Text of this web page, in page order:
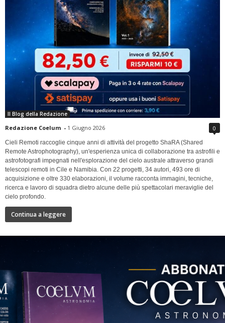
Il Blog della Redazione
Redazione Coelum - 1 Giugno 2026 0
Cieli Remoti raccoglie cinque anni di attività del progetto ShaRA (Shared
Remote Astrophotography), un'esperienza unica di collaborazione tra astrofili e
astrofotografi impegnati nell'esplorazione del cielo australe attraverso grandi
telescopi remoti in Cile e Namibia. Con 22 progetti, 34 autori, 493 ore di
acquisizione e oltre 330 elaborazioni, il volume racconta immagini, tecniche,
ricerca e lavoro di squadra dietro alcune delle più spettacolari meraviglie del
cielo profondo.
Continua a leggere